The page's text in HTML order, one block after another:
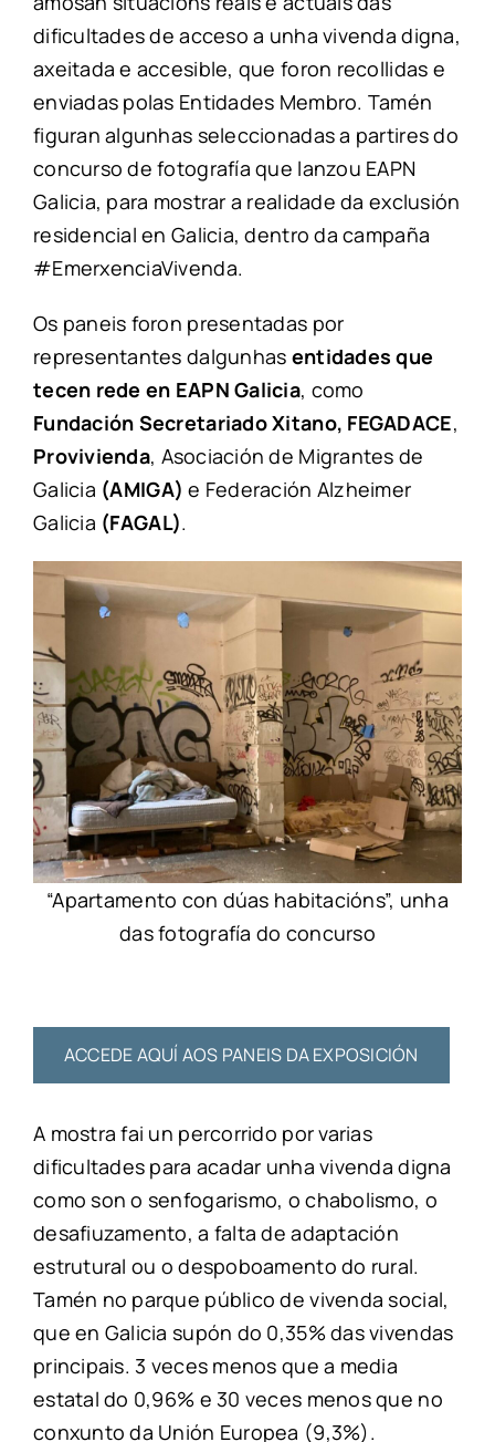
dificultades de acceso a unha vivenda digna,
axeitada e accesible, que foron recollidas e
enviadas polas Entidades Membro. Tamén
figuran algunhas seleccionadas a partires do
concurso de fotografía que lanzou EAPN
Galicia, para mostrar a realidade da exclusión
residencial en Galicia, dentro da campaña
#EmerxenciaVivenda.
Os paneis foron presentadas por
representantes dalgunhas entidades que
tecen rede en EAPN Galicia, como
Fundación Secretariado Xitano, FEGADACE,
Provivienda, Asociación de Migrantes de
Galicia (AMIGA) e Federación Alzheimer
Galicia (FAGAL).
“Apartamento con dúas habitacións”, unha
das fotografía do concurso
ACCEDE AQUÍ AOS PANEIS DA EXPOSICIÓN
A mostra fai un percorrido por varias
dificultades para acadar unha vivenda digna
como son o senfogarismo, o chabolismo, o
desafiuzamento, a falta de adaptación
estrutural ou o despoboamento do rural.
Tamén no parque público de vivenda social,
que en Galicia supón do 0,35% das vivendas
principais. 3 veces menos que a media
estatal do 0,96% e 30 veces menos que no
conxunto da Unión Europea (9,3%).